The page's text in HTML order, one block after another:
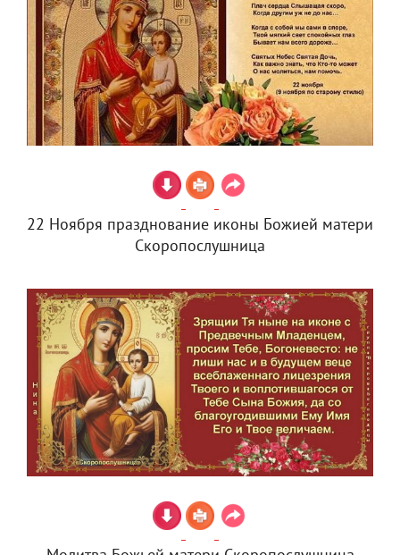
22 Ноября празднование иконы Божией матери
Скоропослушница